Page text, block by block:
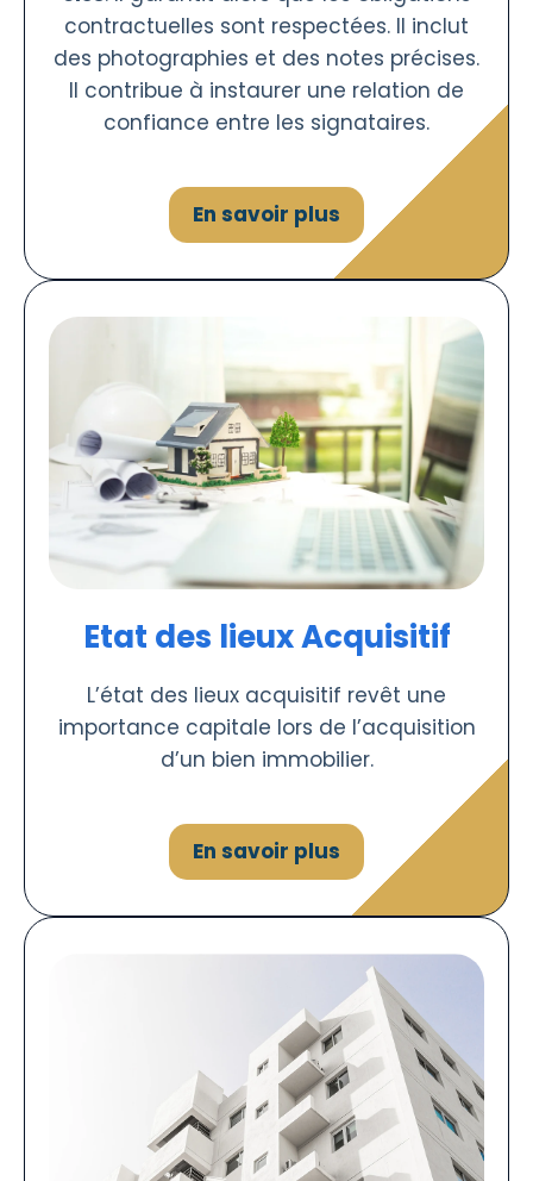
contractuelles sont respectées. Il inclut
des photographies et des notes précises.
Il contribue à instaurer une relation de
confiance entre les signataires.
En savoir plus
Etat des lieux Acquisitif
L’état des lieux acquisitif revêt une
importance capitale lors de l’acquisition
d’un bien immobilier.
En savoir plus